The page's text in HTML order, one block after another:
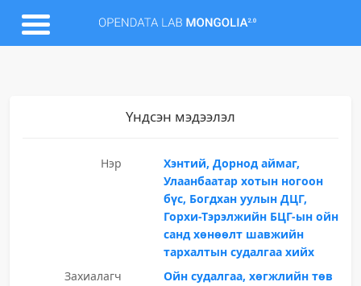
Үндсэн мэдээлэл
Нэр
Хэнтий, Дорнод аймаг,
Улаанбаатар хотын ногоон
бүс, Богдхан уулын ДЦГ,
Горхи-Тэрэлжийн БЦГ-ын ойн
санд хөнөөлт шавжийн
тархалтын судалгаа хийх
Захиалагч
Ойн судалгаа, хөгжлийн төв